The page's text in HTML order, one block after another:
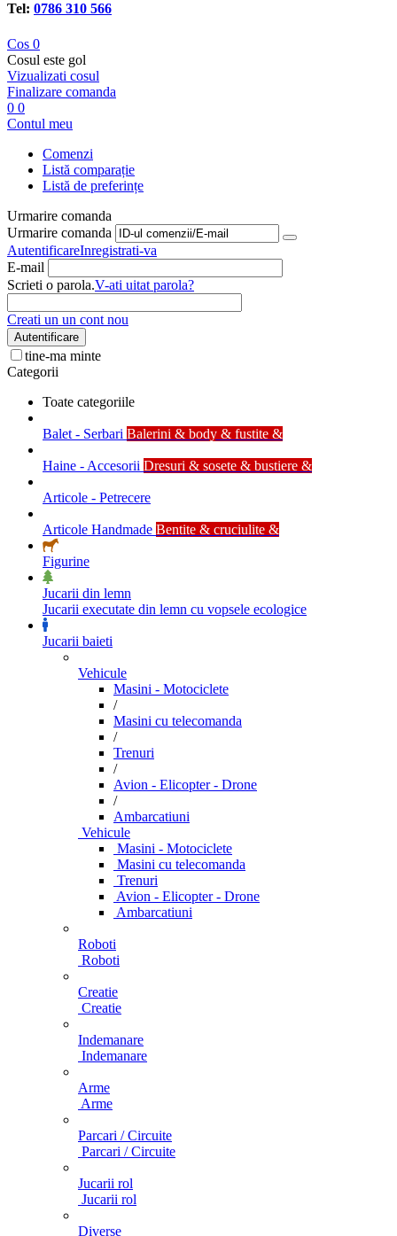
Tel: 0786 310 566
Cos 0
Cosul este gol
Vizualizati cosul
Finalizare comanda
0 0
Contul meu
Comenzi
Listă comparație
Listă de preferințe
Urmarire comanda
Urmarire comanda
AutentificareInregistrati-va
E-mail
Scrieti o parola.V-ati uitat parola?
Creati un un cont nou
Autentificare
tine-ma minte
Categorii
Toate categoriile
Balet - Serbari Balerini & body & fustite &
Haine - Accesorii Dresuri & sosete & bustiere &
Articole - Petrecere
Articole Handmade Bentite & cruciulite &
Figurine
Jucarii din lemn
Jucarii executate din lemn cu vopsele ecologice
Jucarii baieti
Vehicule
Masini - Motociclete
/
Masini cu telecomanda
/
Trenuri
/
Avion - Elicopter - Drone
/
Ambarcatiuni
Vehicule
Masini - Motociclete
Masini cu telecomanda
Trenuri
Avion - Elicopter - Drone
Ambarcatiuni
Roboti
Roboti
Creatie
Creatie
Indemanare
Indemanare
Arme
Arme
Parcari / Circuite
Parcari / Circuite
Jucarii rol
Jucarii rol
Diverse